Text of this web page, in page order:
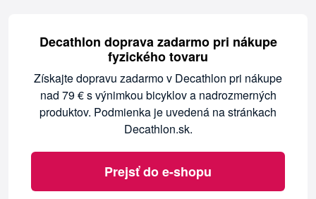
Decathlon doprava zadarmo pri nákupe
fyzického tovaru
Získajte dopravu zadarmo v Decathlon pri nákupe
nad 79 € s výnimkou bicyklov a nadrozmerných
produktov. Podmienka je uvedená na stránkach
Decathlon.sk.
Prejsť do e-shopu